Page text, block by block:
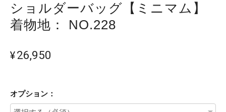
ショルダーバッグ【ミニマム】
着物地： NO.228
¥26,950
オプション：